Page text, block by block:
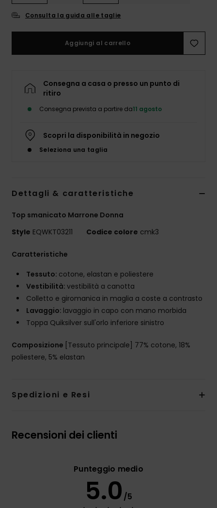
Consulta la guida alle taglie
Aggiungi al carrello
Consegna a casa o presso un punto di
ritiro
Consegna prevista a partire da11 agosto
Scopri la disponibilità in negozio
Seleziona una taglia
Dettagli & caratteristiche
Top smanicato Marrone Donna
Style EQWKT03211 Codice colore cmk3
Caratteristiche
Tessuto: cotone, elastan e poliestere
Vestibilità: vestibilità a canotta
Colletto e giromanica in maglia a coste a contrasto
Lavaggio: lavaggio in capo con mano morbida
Toppa Quiksilver sull'orlo inferiore sinistro
Composizione [Tessuto principale] 77% cotone, 18%
poliestere, 5% elastan
Spedizioni e Resi
Recensioni dei clienti
Punteggio medio
5.0 /5